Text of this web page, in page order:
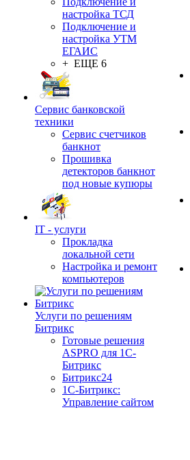
настройка ТСД
Подключение и
настройка УТМ
ЕГАИС
+ ЕЩЕ 6
Сервис банковской
техники
Сервис счетчиков
банкнот
Прошивка
детекторов банкнот
под новые купюры
IT - услуги
Прокладка
локальной сети
Настройка и ремонт
компьютеров
Услуги по решениям
Битрикс
Готовые решения
ASPRO для 1С-
Битрикс
Битрикс24
1С-Битрикс:
Управление сайтом